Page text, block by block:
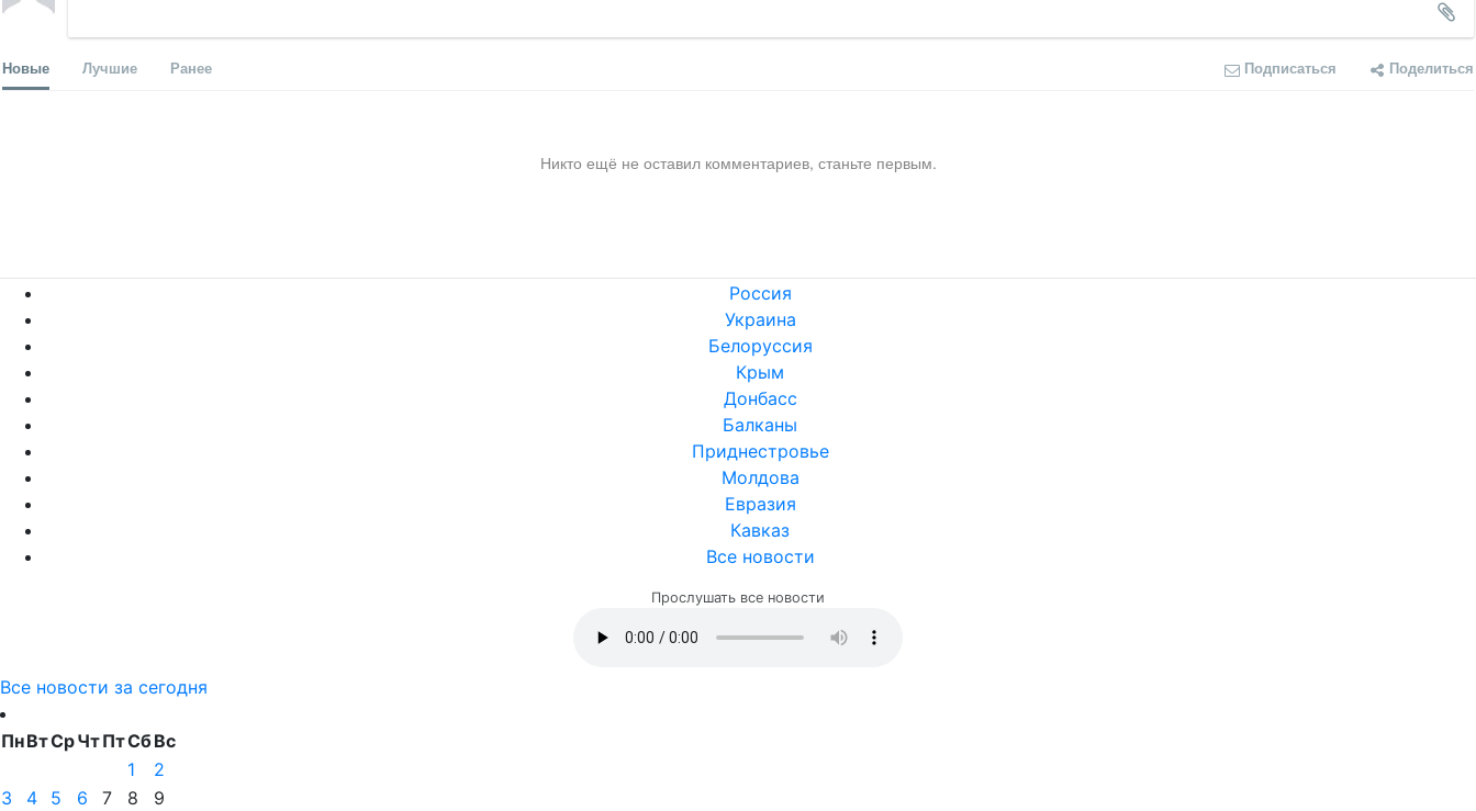
Новые Лучшие Ранее Подписаться Поделиться
Никто ещё не оставил комментариев, станьте первым.
Россия
Украина
Белоруссия
Крым
Донбасс
Балканы
Приднестровье
Молдова
Евразия
Кавказ
Все новости
Прослушать все новости
Все новости за сегодня
ПнВтСрЧтПтСбВс
1
2
3
4 5 6 7 8
9